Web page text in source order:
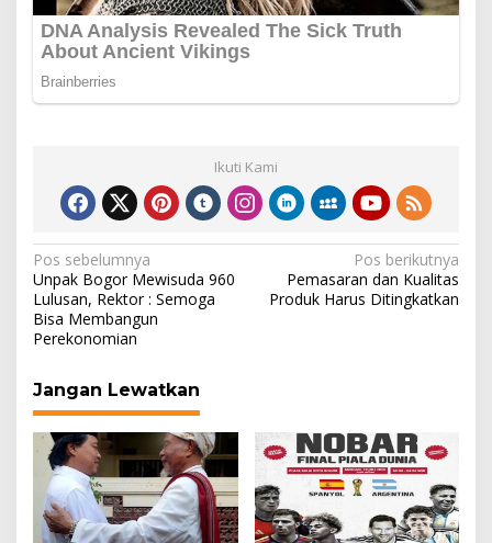
Ikuti Kami
Navigasi
pos
Pos sebelumnya
Unpak Bogor Mewisuda 960
Lulusan, Rektor : Semoga
Bisa Membangun
Perekonomian
Pos berikutnya
Pemasaran dan Kualitas
Produk Harus Ditingkatkan
Jangan Lewatkan